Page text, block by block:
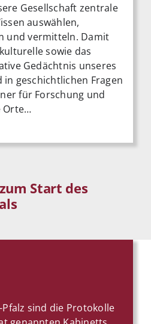
Start des
Gesellschaft zentrale
auswählen,
und vermitteln. Damit
sowie das
Gedächtnis unseres
in geschichtlichen Fragen
für Forschung und
Orte…
sind die Protokolle